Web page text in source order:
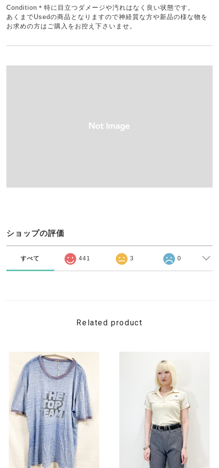
Condition＊特に目立つダメージや汚れはなく良い状態です。
あくまでUsedの商品となりますので神経質な方や新品の様な物を
お求めの方はご購入をお控え下さいませ。
ショップの評価
すべて 441 3 0
Related product